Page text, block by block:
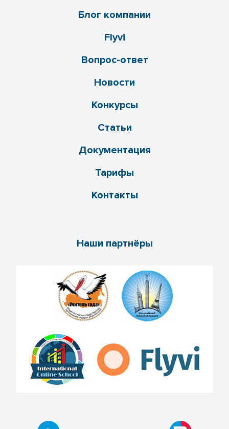
Блог компании
Flyvi
Вопрос-ответ
Новости
Конкурсы
Статьи
Документация
Тарифы
Контакты
Наши партнёры